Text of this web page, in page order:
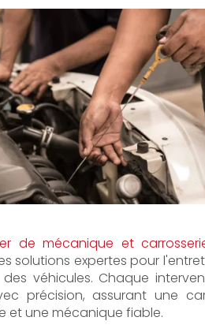
de mécanique et
solutions expertes pour
véhicules. Chaque
précision, assurant une
et une mécanique fiable.